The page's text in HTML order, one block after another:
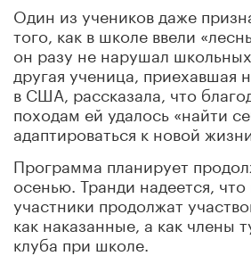
Один из учеников даже
того, как в школе ввели
он разу не нарушал
другая ученица, приехавшая
в США, рассказала, что
походам ей удалось «найти
адаптироваться к новой
Программа планирует
осенью. Транди надеется,
участники продолжат
как наказанные, а как члены
клуба при школе.